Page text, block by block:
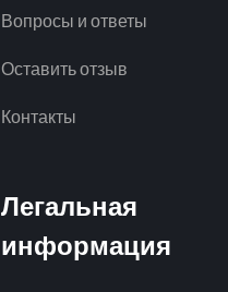
Вопросы и ответы
Оставить отзыв
Контакты
Легальная
информация